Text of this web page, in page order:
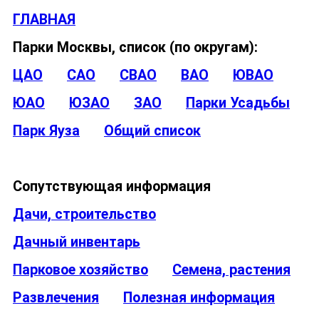
ГЛАВНАЯ
Парки Москвы, список (по округам):
ЦАО
САО СВАО ВАО
ЮВАО
ЮАО
ЮЗАО ЗАО
Парки Усадьбы
Парк Яуза
Общий список
Сопутствующая информация
Дачи, строительство
Дачный инвентарь
Парковое хозяйство
Семена, растения
Развлечения
Полезная информация